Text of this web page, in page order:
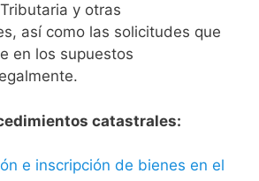
y otras
así como las solicitudes que
en los supuestos
catastrales:
e inscripción de bienes en el